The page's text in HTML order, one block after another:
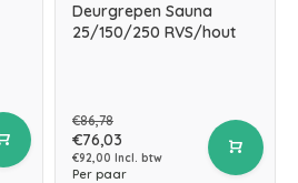
Deurgrepen Sauna
25/150/250 RVS/hout
€86,78
€76,03
€92,00 Incl. btw
Per paar